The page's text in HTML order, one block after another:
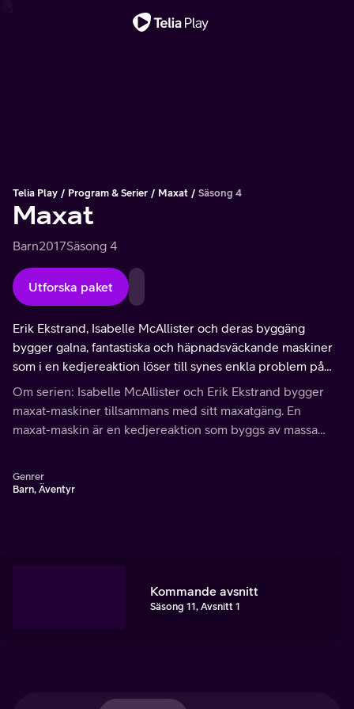
Telia Play Program & Serier Maxat Säsong 4
Maxat
Barn2017Säsong 4
Utforska paket
Erik Ekstrand, Isabelle McAllister och deras byggäng
bygger galna, fantastiska och häpnadsväckande maskiner
som i en kedjereaktion löser till synes enkla problem på
ett extremt krångligt och roligt sätt.
Om serien: Isabelle McAllister och Erik Ekstrand bygger
maxat-maskiner tillsammans med sitt maxatgäng. En
maxat-maskin är en kedjereaktion som byggs av massa
Genrer
Barn, Äventyr
Kommande avsnitt
Säsong 11, Avsnitt 1